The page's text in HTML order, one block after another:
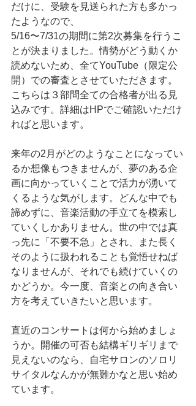
だけに、受験を見送られた方も多かっ
たようなので、
5/16〜7/31の期間に第2次募集を行うこ
とが決まりました。情勢がどう動くか
読めないため、全てYouTube（限定公
開）での審査とさせていただきます。
こちらは３部問全ての合格者が出る見
込みです。詳細はHPでご確認いただけ
ればと思います。
来年の2月がどのようなことになってい
るか想像もつきませんが、夢のある企
画に向かっていくことで活力が湧いて
くるような気がします。どんな中でも
諦めずに、音楽活動の手立てを模索し
ていくしかありません。世の中では真
っ先に「不要不急」とされ、また長く
そのように扱われることも覚悟せねば
なりませんが、それでも続けていくの
かどうか。今一度、音楽との向き合い
方を考えていきたいと思います。
直近のコンサートは何から始めましょ
うか。開催の可否も結構ギリギリまで
見えないのなら、自宅サロンのソロリ
サイタルなんかが無難かなと思い始め
ています。